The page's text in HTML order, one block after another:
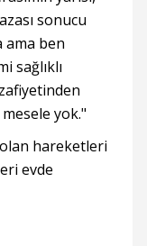
sonucu
ama ben
sağlıklı
yok."
hareketleri
evde